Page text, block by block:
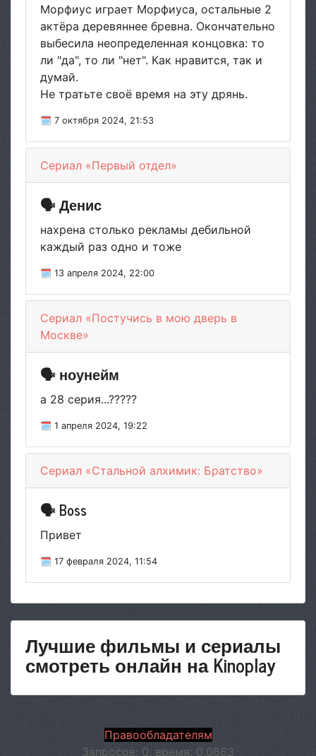
Морфиус играет Морфиуса, остальные 2
актёра деревяннее бревна. Окончательно
выбесила неопределенная концовка: то
ли "да", то ли "нет". Как нравится, так и
думай.
Не тратьте своё время на эту дрянь.
🗓 7 октября 2024, 21:53
Сериал «Первый отдел»
🗣 Денис
нахрена столько рекламы дебильной
каждый раз одно и тоже
🗓 13 апреля 2024, 22:00
Сериал «Постучись в мою дверь в
Москве»
🗣 ноунейм
а 28 серия...?????
🗓 1 апреля 2024, 19:22
Сериал «Стальной алхимик: Братство»
🗣 Boss
Привет
🗓 17 февраля 2024, 11:54
Лучшие фильмы и сериалы
смотреть онлайн на Kinoplay
Правообладателям
Запросов: 0, время: 0.0663